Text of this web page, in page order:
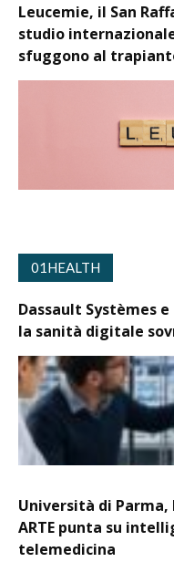
Leucemie, il San
studio
sfuggono al
01HEALTH
Dassault Systèmes
la sanità digitale
Università di
ARTE punta su
telemedicina